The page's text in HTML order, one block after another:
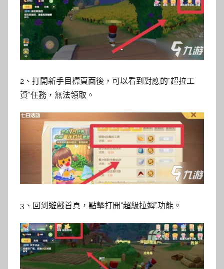
2、打開新手目標頁面後，可以看到對應的“超拉工
資”任務，無法領取。
3、回到遊戲首頁，點擊打開“超級拉姆”功能。